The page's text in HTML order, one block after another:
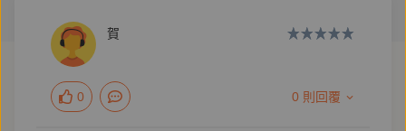
島，或許不需要翻譯家吧。」──王千鶴（公學校國語
科教師）
賀
0 0 則回覆